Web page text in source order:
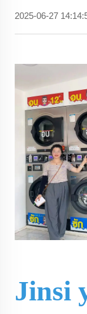
2025-06-27
Jinsi